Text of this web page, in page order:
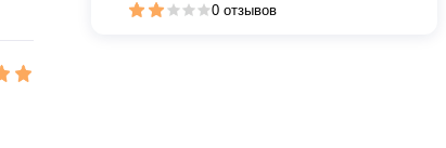
0 отзывов